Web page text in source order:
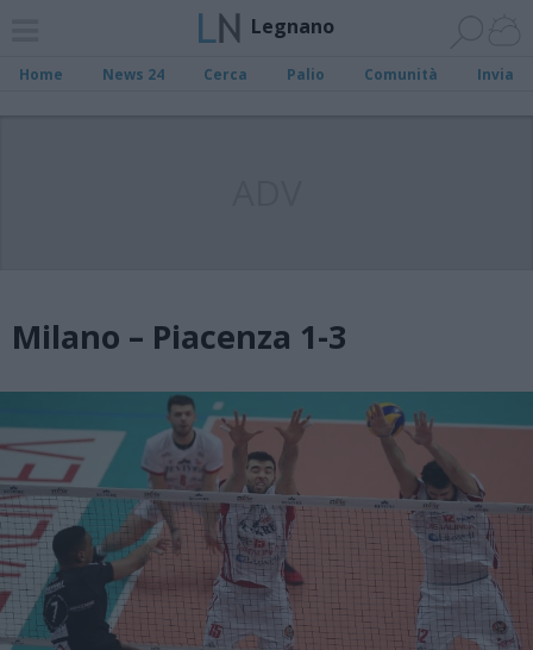
Legnano
Home News 24 Cerca Palio Comunità Invia
Milano – Piacenza 1-3